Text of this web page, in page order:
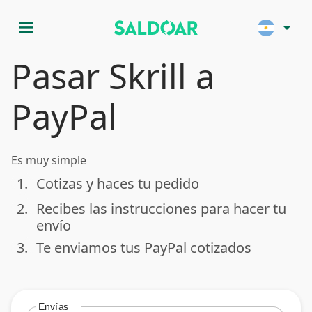
menu arrow_drop_down
Pasar Skrill a
PayPal
Es muy simple
done
1. Cotizas y haces tu pedido
done
2. Recibes las instrucciones para hacer tu
envío
done
3. Te enviamos tus PayPal cotizados
Envías